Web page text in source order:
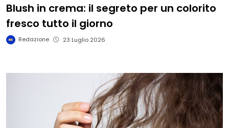
Blush in crema: il segreto per un colorito
fresco tutto il giorno
Redazione 23 Luglio 2026